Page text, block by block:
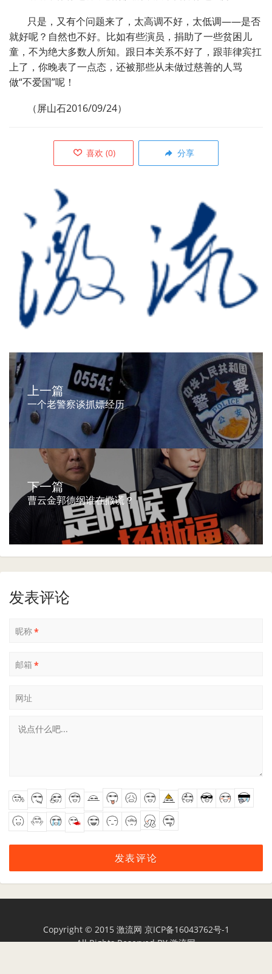
只是，又有个问题来了，太高调不好，太低调——是否
就好呢？自然也不好。比如有些演员，捐助了一些贫困儿
童，不为绝大多数人所知。跟日本关系不好了，跟菲律宾扛
上了，你晚表了一点态，还被那些从未做过慈善的人骂
做“不爱国”呢！
（屏山石2016/09/24）
喜欢 (0) 分享
上一篇
一个老警察谈抓嫖经历
下一篇
曹云金郭德纲谁在撒谎？
发表评论
昵称*
邮箱 *
网址
Copyright © 2015 激流网 京ICP备16043762号-1
All Rights Reserved BY激流网